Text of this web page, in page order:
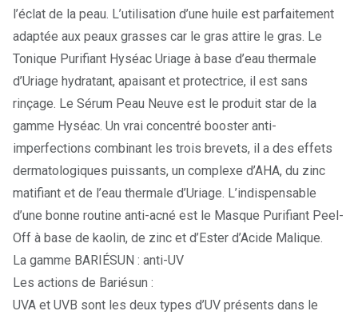
l’éclat de la peau. L’utilisation d’une huile est parfaitement
adaptée aux peaux grasses car le gras attire le gras. Le
Tonique Purifiant Hyséac Uriage à base d’eau thermale
d’Uriage hydratant, apaisant et protectrice, il est sans
rinçage. Le Sérum Peau Neuve est le produit star de la
gamme Hyséac. Un vrai concentré booster anti-
imperfections combinant les trois brevets, il a des effets
dermatologiques puissants, un complexe d’AHA, du zinc
matifiant et de l’eau thermale d’Uriage. L’indispensable
d’une bonne routine anti-acné est le Masque Purifiant Peel-
Off à base de kaolin, de zinc et d’Ester d’Acide Malique.
La gamme BARIÉSUN : anti-UV
Les actions de Bariésun :
UVA et UVB sont les deux types d’UV présents dans le